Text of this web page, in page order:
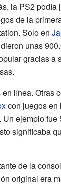
la PS2 podía
de la
Solo en
unas
gracias a
línea. Otras
con juegos en
ejemplo
significaba
de la
original era